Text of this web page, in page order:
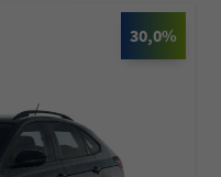
30,0%